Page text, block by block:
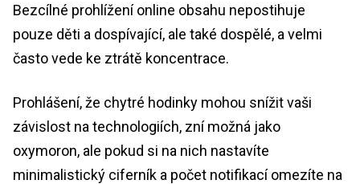
Bezcílné prohlížení online obsahu nepostihuje
pouze děti a dospívající, ale také dospělé, a velmi
často vede ke ztrátě koncentrace.
Prohlášení, že chytré hodinky mohou snížit vaši
závislost na technologiích, zní možná jako
oxymoron, ale pokud si na nich nastavíte
minimalistický ciferník a počet notifikací omezíte na